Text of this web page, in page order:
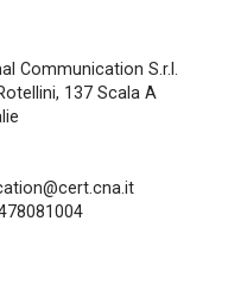
Communication S.r.l.
137 Scala A